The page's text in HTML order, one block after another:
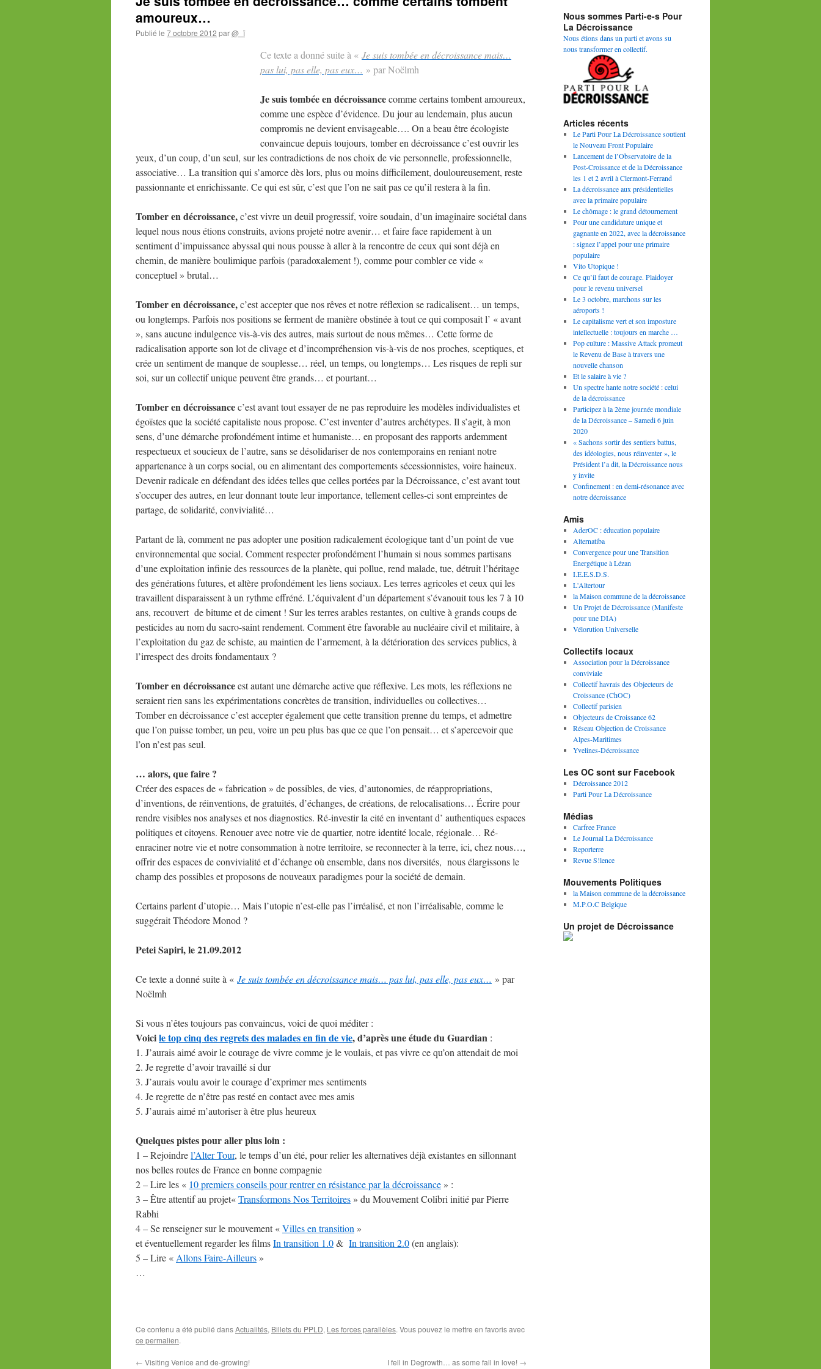
amoureux…
Publié le 7 octobre 2012 par@_ï
Cetexte a donné suite à « Je suis tombée en décroissance mais…
pas lui, pas elle, pas eux… » par Noëlmh
Je suis tombée en décroissancecomme certains tombent amoureux,
comme une espèce d’évidence. Du jour au lendemain, plus aucun
compromis ne devient envisageable…. On a beau être écologiste
convaincue depuis toujours, tomber en décroissance c’est ouvrir les
yeux, d’un coup, d’un seul, sur les contradictions de nos choix de vie personnelle, professionnelle,
associative… La transition qui s’amorce dès lors, plus ou moins difficilement, douloureusement, reste
passionnante et enrichissante. Ce qui est sûr, c’est que l’on ne sait pas ce qu’il restera à la fin.
Tomber en décroissance,c’est vivre un deuil progressif, voire soudain, d’un imaginaire sociétal dans
lequel nous nous étions construits, avions projeté notre avenir… et faire face rapidement à un
sentiment d’impuissance abyssal qui nous pousse à aller à la rencontre de ceux qui sont déjà en
chemin, de manière boulimique parfois (paradoxalement !), comme pour combler ce vide «
conceptuel » brutal…
Tomber en décroissance,c’est accepter que nos rêves et notre réflexion se radicalisent… un temps,
ou longtemps. Parfois nos positions se ferment de manière obstinée à tout ce qui composait l’ « avant
», sans aucune indulgence vis-à-vis des autres, mais surtout de nous mêmes… Cette forme de
radicalisation apporte son lot de clivage et d’incompréhension vis-à-vis de nos proches, sceptiques, et
crée un sentiment de manque de souplesse… réel, un temps, ou longtemps… Les risques de repli sur
soi, sur un collectif unique peuvent être grands… et pourtant…
Tomber en décroissancec’est avant tout essayer de ne pas reproduire les modèles individualistes et
égoïstes que la société capitaliste nous propose. C’est inventer d’autres archétypes. Il s’agit, à mon
sens, d’une démarche profondément intime et humaniste… en proposant des rapports ardemment
respectueux et soucieux de l’autre, sans se désolidariser de nos contemporains en reniant notre
appartenance à un corps social, ou en alimentant des comportements sécessionnistes, voire haineux.
Devenir radicale en défendant des idées telles que celles portées par la Décroissance, c’est avant tout
s’occuper des autres, en leur donnant toute leur importance, tellement celles-ci sont empreintes de
partage, de solidarité, convivialité…
Partant de là, comment ne pas adopter une position radicalement écologique tant d’un point de vue
environnemental que social. Comment respecter profondément l’humain si nous sommes partisans
d’une exploitation infinie des ressources de la planète, qui pollue, rend malade, tue, détruit l’héritage
des générations futures, et altère profondément les liens sociaux. Les terres agricoles et ceux qui les
travaillent disparaissent à un rythme effréné. L’équivalent d’un département s’évanouit tous les 7 à 10
ans, recouvert de bitume et de ciment ! Sur les terres arables restantes, on cultive à grands coups de
pesticides au nom du sacro-saint rendement. Comment être favorable au nucléaire civil et militaire, à
l’exploitation du gaz de schiste, au maintien de l’armement, à la détérioration des services publics, à
l’irrespect des droits fondamentaux ?
Tomber en décroissanceest autant une démarche active que réflexive. Les mots, les réflexions ne
seraient rien sans les expérimentations concrètes de transition, individuelles ou collectives…
Tomber en décroissance c’est accepter également que cette transition prenne du temps, et admettre
que l’on puisse tomber, un peu, voire un peu plus bas que ce que l’on pensait… et s’apercevoir que
l’on n’est pas seul.
… alors, que faire ?
Créer des espaces de « fabrication » de possibles, de vies, d’autonomies, de réappropriations,
d’inventions, de réinventions, de gratuités, d’échanges, de créations, de relocalisations… Écrire pour
rendre visibles nos analyses et nos diagnostics. Ré-investir la cité en inventant d’ authentiques espaces
politiques et citoyens. Renouer avec notre vie de quartier, notre identité locale, régionale… Ré-
enraciner notre vie et notre consommation à notre territoire, se reconnecter à la terre, ici, chez nous…,
offrir des espaces de convivialité et d’échange où ensemble, dans nos diversités, nous élargissons le
champ des possibles et proposons de nouveaux paradigmes pour la société de demain.
Certains parlent d’utopie… Mais l’utopie n’est-elle pas l’irréalisé, et non l’irréalisable, comme le
suggérait Théodore Monod ?
Petei Sapiri, le 21.09.2012
Ce texte a donné suite à « Je suis tombée en décroissance mais… pas lui, pas elle, pas eux… » par
Noëlmh
Si vous n’êtes toujours pas convaincus, voici de quoi méditer :
Voicile top cinq des regrets des malades en fin de vie, d’après une étude du Guardian :
1. J’aurais aimé avoir le courage de vivre comme je le voulais, et pas vivre ce qu’on attendait de moi
2. Je regrette d’avoir travaillé si dur
3. J’aurais voulu avoir le courage d’exprimer mes sentiments
4. Je regrette de n’être pas resté en contact avec mes amis
5. J’aurais aimé m’autoriser à être plus heureux
Quelques pistes pour aller plus loin :
1 – Rejoindrel’Alter Tour, le temps d’un été, pour relier les alternatives déjà existantes en sillonnant
nos belles routes de France en bonne compagnie
2 – Lire les « 10 premiers conseils pour rentrer en résistance par la décroissance » :
3 – Être attentif au projet«Transformons Nos Territoires » du Mouvement Colibri initié par Pierre
Rabhi
4 – Se renseigner sur le mouvement «Villes en transition »
et éventuellement regarder les filmsIn transition 1.0& In transition 2.0(en anglais):
5 – Lire « Allons Faire-Ailleurs »
…
Ce contenu a été publié dansActualités, Billets du PPLD, Les forces parallèles. Vous pouvez le mettre en favoris avec
ce permalien.
← Visiting Venice and de-growing! I fell in Degrowth… as some fall in love! →
Nous sommes Parti-e-s Pour
La Décroissance
Nous étions dans un parti et avons su
nous transformer en collectif.
Articles récents
Le Parti Pour La Décroissance soutient
le Nouveau Front Populaire
Lancement de l’Observatoire de la
Post-Croissance et de la Décroissance
les 1 et 2 avril à Clermont-Ferrand
La décroissance aux présidentielles
avec la primaire populaire
Le chômage : le grand détournement
Pour une candidature unique et
gagnante en 2022, avec la décroissance
: signez l’appel pour une primaire
populaire
Vito Utopique !
Ce qu’il faut de courage. Plaidoyer
pour le revenu universel
Le 3 octobre, marchons sur les
aéroports !
Le capitalisme vert et son imposture
intellectuelle : toujours en marche …
Pop culture : Massive Attack promeut
le Revenu de Base à travers une
nouvelle chanson
Et le salaire à vie ?
Un spectre hante notre société : celui
de la décroissance
Participez à la 2ème journée mondiale
de la Décroissance – Samedi 6 juin
2020
« Sachons sortir des sentiers battus,
des idéologies, nous réinventer », le
Président l’a dit, la Décroissance nous
y invite
Confinement : en demi-résonance avec
notre décroissance
Amis
AderOC : éducation populaire
Alternatiba
Convergence pour une Transition
Énergétique à Lézan
I.E.E.S.D.S.
L'Altertour
la Maison commune de la décroissance
Un Projet de Décroissance (Manifeste
pour une DIA)
Vélorution Universelle
Collectifs locaux
Association pour la Décroissance
conviviale
Collectif havrais des Objecteurs de
Croissance (ChOC)
Collectif parisien
Objecteurs de Croissance 62
Réseau Objection de Croissance
Alpes-Maritimes
Yvelines-Décroissance
Les OC sont sur Facebook
Décroissance 2012
Parti Pour La Décroissance
Médias
Carfree France
Le Journal La Décroissance
Reporterre
Revue S!lence
Mouvements Politiques
la Maison commune de la décroissance
M.P.O.C Belgique
Un projet de Décroissance